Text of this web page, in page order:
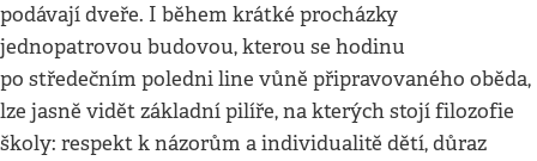
podávají dveře. I během krátké procházky
jednopatrovou budovou, kterou se hodinu
po středečním poledni line vůně připravovaného oběda,
lze jasně vidět základní pilíře, na kterých stojí filozofie
školy: respekt k názorům a individualitě dětí, důraz